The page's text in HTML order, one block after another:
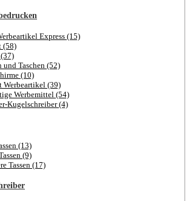
Express (15)
(58)
Taschen (52)
(10)
Werbeartikel (39)
Werbemittel (54)
Kugelschreiber (4)
(13)
(9)
Tassen (17)